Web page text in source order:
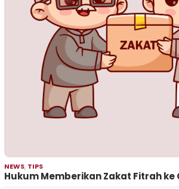
NEWS, TIPS
Hukum Memberikan Zakat Fitrah ke